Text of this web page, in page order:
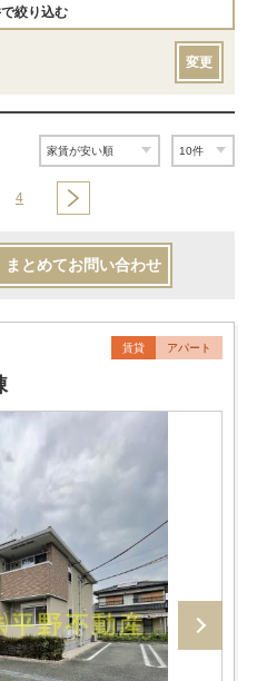
絞り込む
変更
4
まとめてお問い合わせ
賃貸 アパート